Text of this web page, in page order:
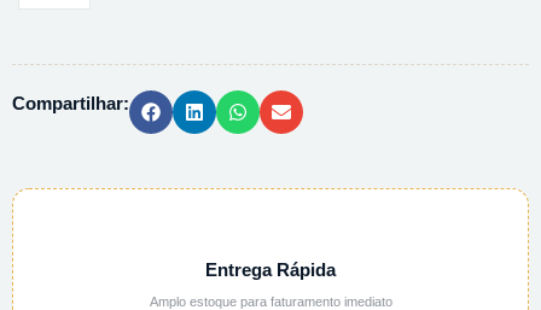
-Compartilhar:
Entrega Rápida
Amplo estoque para faturamento imediato